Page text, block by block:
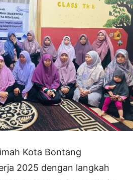
Kota Bontang
2025 dengan langkah